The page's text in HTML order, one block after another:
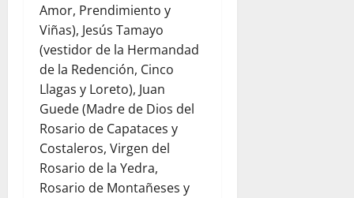
Amor, Prendimiento y
Viñas), Jesús Tamayo
(vestidor de la Hermandad
de la Redención, Cinco
Llagas y Loreto), Juan
Guede (Madre de Dios del
Rosario de Capataces y
Costaleros, Virgen del
Rosario de la Yedra,
Rosario de Montañeses y